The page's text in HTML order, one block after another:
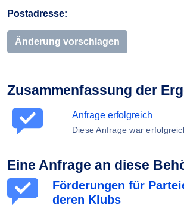
Postadresse:
Änderung vorschlagen
Zusammenfassung der
Anfrage erfolgreich
Diese Anfrage war
Eine Anfrage an diese
Förderungen für
deren Klubs